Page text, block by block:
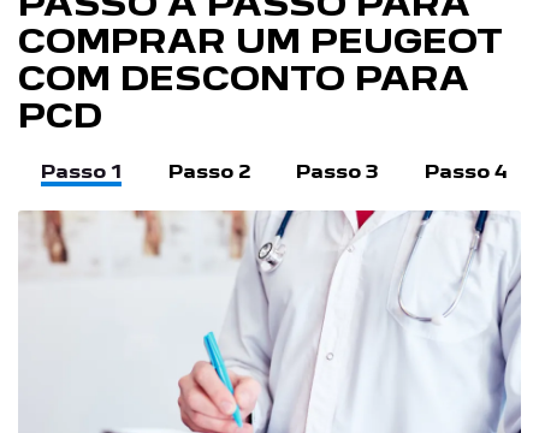
COMPRAR UM PEUGEOT
COM DESCONTO PARA
PCD
Passo 1 Passo 2 Passo 3 Passo 4